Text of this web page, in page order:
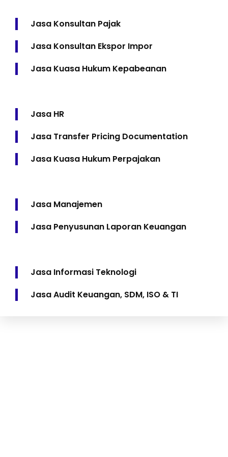
Jasa Konsultan Pajak
Jasa Konsultan Ekspor Impor
Jasa Kuasa Hukum Kepabeanan
Jasa HR
Jasa Transfer Pricing Documentation
Jasa Kuasa Hukum Perpajakan
Jasa Manajemen
Jasa Penyusunan Laporan Keuangan
Jasa Informasi Teknologi
Jasa Audit Keuangan, SDM, ISO & TI